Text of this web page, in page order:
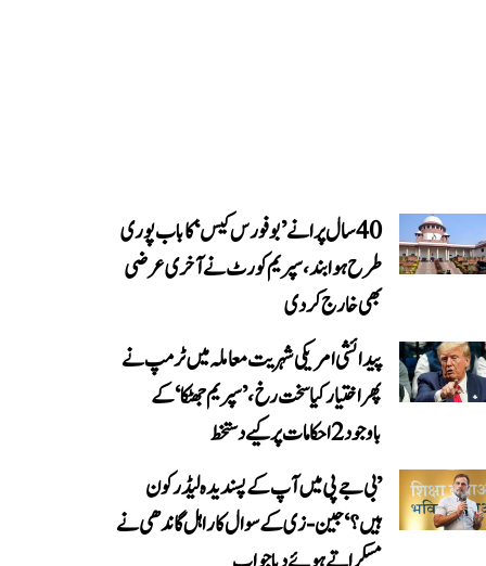
40 سال پرانے ’بوفورس کیس‘ کا باب پوری
طرح ہوا بند، سپریم کورٹ نے آخری عرضی
بھی خارج کر دی
پیدائشی امریکی شہریت معاملہ میں ٹرمپ نے
پھر اختیار کیا سخت رخ، ’سپریم جھٹکا‘ کے
باوجود 2 احکامات پر کیے دستخط
’بی جے پی میں آپ کے پسندیدہ لیڈر کون
ہیں؟‘ جین-زی کے سوال کا راہل گاندھی نے